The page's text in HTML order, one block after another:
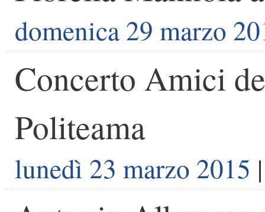
domenica 29 marzo
Concerto Amici
Politeama
lunedì 23 marzo 2015